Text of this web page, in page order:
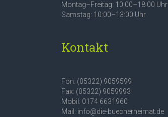
Montag–Freitag: 10:00–18:00 Uhr
Samstag: 10:00–13:00 Uhr
Kontakt
Fon: (05322) 9059599
Fax: (05322) 9059993
Mobil: 0174 6631960
Mail: info@die-buecherheimat.de